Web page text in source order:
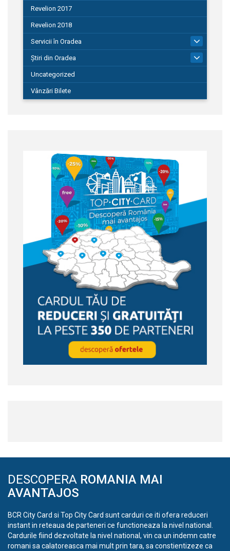
Revelion 2017
Revelion 2018
Servicii în Oradea
Știri din Oradea
Uncategorized
Vânzări Bilete
DESCOPERA ROMANIA MAI
AVANTAJOS
BCR City Card si Top City Card sunt carduri ce iti ofera reduceri
instant in reteaua de parteneri ce functioneaza la nivel national.
Cardurile fiind dezvoltate la nivel national, vin ca un indemn catre
romani sa calatoreasca mai mult prin tara, sa constientizeze ca